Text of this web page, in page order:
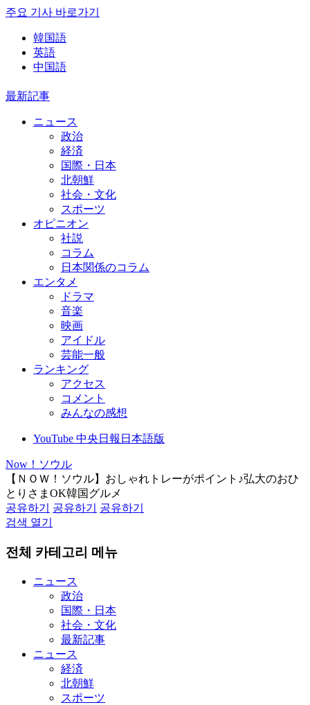
주요 기사 바로가기
韓国語
英語
中国語
最新記事
ニュース
政治
経済
国際・日本
北朝鮮
社会・文化
スポーツ
オピニオン
社説
コラム
日本関係のコラム
エンタメ
ドラマ
音楽
映画
アイドル
芸能一般
ランキング
アクセス
コメント
みんなの感想
YouTube 中央日報日本語版
Now！ソウル
【ＮＯＷ！ソウル】おしゃれトレーがポイント♪弘大のおひ
とりさまOK韓国グルメ
공유하기
공유하기
공유하기
검색 열기
전체 카테고리 메뉴
ニュース
政治
国際・日本
社会・文化
最新記事
ニュース
経済
北朝鮮
スポーツ